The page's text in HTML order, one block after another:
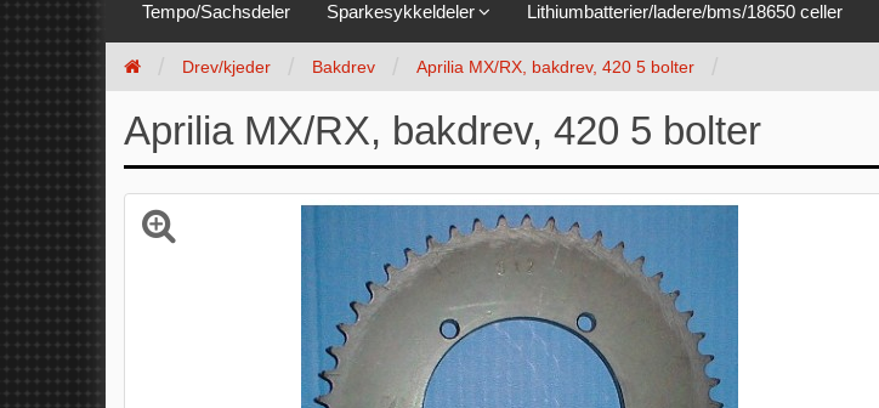
Tempo/Sachsdeler Sparkesykkeldeler Lithiumbatterier/ladere/bms/18650 celler
Drev/kjeder Bakdrev Aprilia MX/RX, bakdrev, 420 5 bolter
Aprilia MX/RX, bakdrev, 420 5 bolter